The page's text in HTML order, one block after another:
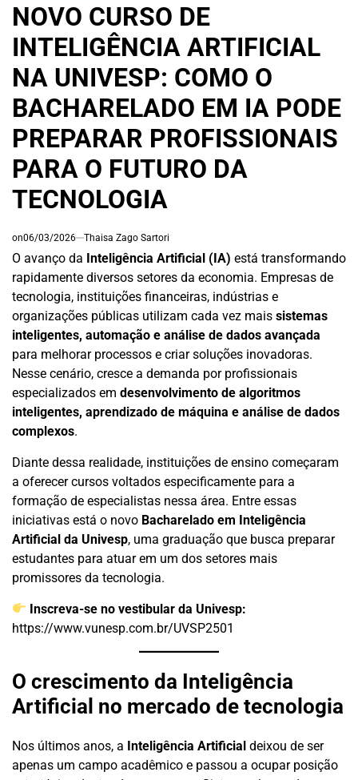
NOVO CURSO DE
INTELIGÊNCIA ARTIFICIAL
NA UNIVESP: COMO O
BACHARELADO EM IA PODE
PREPARAR PROFISSIONAIS
PARA O FUTURO DA
TECNOLOGIA
on06/03/2026 Thaisa Zago Sartori
O avanço da Inteligência Artificial (IA) está transformando
rapidamente diversos setores da economia. Empresas de
tecnologia, instituições financeiras, indústrias e
organizações públicas utilizam cada vez mais sistemas
inteligentes, automação e análise de dados avançada
para melhorar processos e criar soluções inovadoras.
Nesse cenário, cresce a demanda por profissionais
especializados em desenvolvimento de algoritmos
inteligentes, aprendizado de máquina e análise de dados
complexos.
Diante dessa realidade, instituições de ensino começaram
a oferecer cursos voltados especificamente para a
formação de especialistas nessa área. Entre essas
iniciativas está o novo Bacharelado em Inteligência
Artificial da Univesp, uma graduação que busca preparar
estudantes para atuar em um dos setores mais
promissores da tecnologia.
Inscreva-se no vestibular da Univesp:
https://www.vunesp.com.br/UVSP2501
O crescimento da Inteligência
Artificial no mercado de tecnologia
Nos últimos anos, a Inteligência Artificial deixou de ser
apenas um campo acadêmico e passou a ocupar posição